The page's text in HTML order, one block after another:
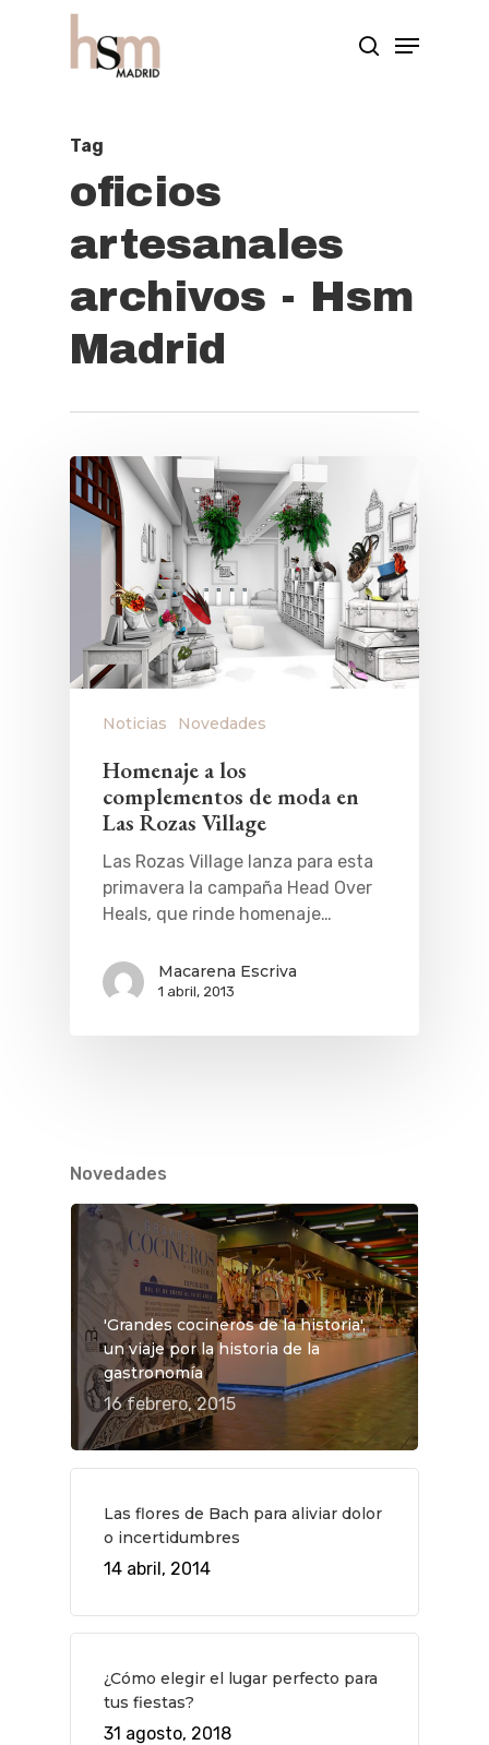
Tag
oficios
artesanales
archivos - Hsm
Madrid
Noticias Novedades
Homenaje a los
complementos de moda en
Las Rozas Village
Las Rozas Village lanza para esta
primavera la campaña Head Over
Heals, que rinde homenaje…
Macarena Escriva
1 abril, 2013
Novedades
'Grandes cocineros de la historia',
un viaje por la historia de la
gastronomía
16 febrero, 2015
Las flores de Bach para aliviar dolor
o incertidumbres
14 abril, 2014
¿Cómo elegir el lugar perfecto para
tus fiestas?
31 agosto, 2018
QUÉ HACER
Museos Y
Música
Restaurantes
Gastro